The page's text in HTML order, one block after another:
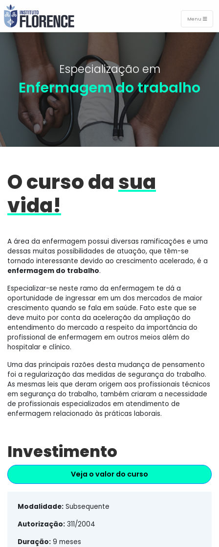
Menu
Especialização em
Enfermagem do trabalho
O curso dasua
vida!
A área da enfermagem possui diversas ramificações e uma
dessas muitas possibilidades de atuação, que têm-se
tornado interessante devido ao crescimento acelerado, é a
enfermagem do trabalho.
Especializar-se neste ramo da enfermagem te dá a
oportunidade de ingressar em um dos mercados de maior
crescimento quando se fala em saúde. Fato este que se
deve muito por conta da aceleração da ampliação do
entendimento do mercado a respeito da importância do
profissional de enfermagem em outros meios além do
hospitalar e clínico.
Uma das principais razões desta mudança de pensamento
foi a regularização das medidas de segurança do trabalho.
As mesmas leis que deram origem aos profissionais técnicos
em segurança do trabalho, também criaram a necessidade
de profissionais especializados em atendimento de
enfermagem relacionado às práticas laborais.
Investimento
Veja o valor do curso
Modalidade:Subsequente
Autorização:311/2004
Duração:9 meses